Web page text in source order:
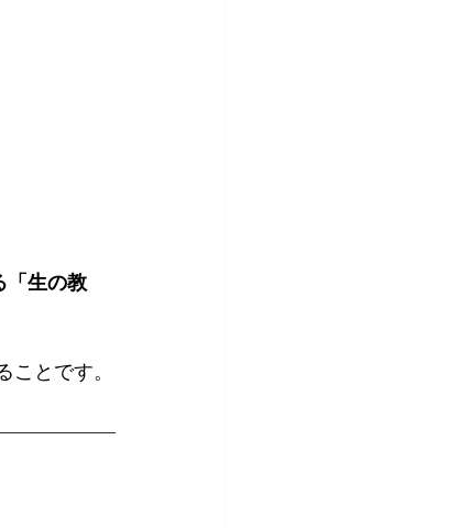
「生の教
とです。